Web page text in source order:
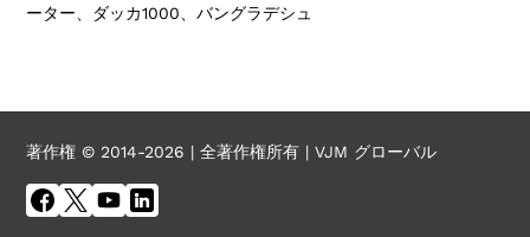
ーター、ダッカ1000、バングラデシュ
著作権 © 2014-2026 | 全著作権所有 | VJM グローバル